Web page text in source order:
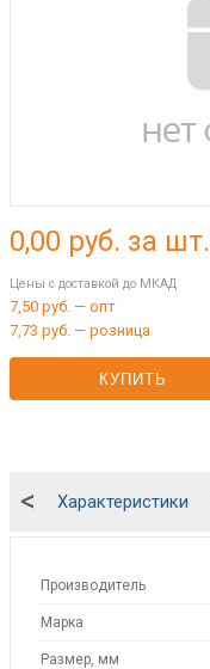
0,00 руб. за шт.
Цены с доставкой до МКАД
7,50 руб. — опт
7,73 руб. — розница
КУПИТЬ
Характеристики
<
Производитель
Марка
Размер, мм